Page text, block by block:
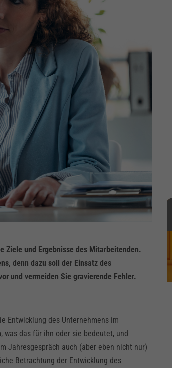
Ziele und Ergebnisse des Mitarbeitenden.
denn dazu soll der Einsatz des
und vermeiden Sie gravierende Fehler.
Entwicklung des Unternehmens im
was das für ihn oder sie bedeutet, und
Jahresgespräch auch (aber eben nicht nur)
Betrachtung der Entwicklung des